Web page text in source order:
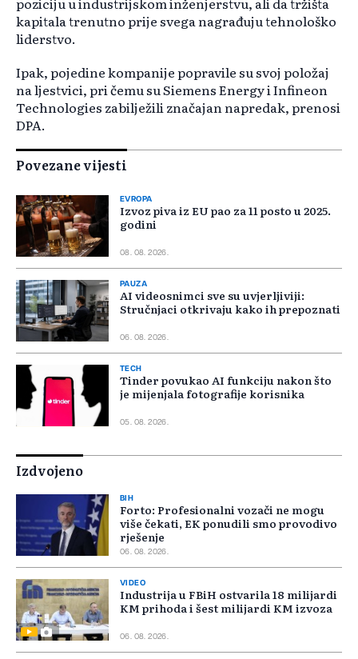
kapitala trenutno prije svega nagrađuju tehnološko
liderstvo.
Ipak, pojedine kompanije popravile su svoj položaj
na ljestvici, pri čemu su Siemens Energy i Infineon
Technologies zabilježili značajan napredak, prenosi
DPA.
Povezane vijesti
EVROPA
Izvoz piva iz EU pao za 11 posto u 2025.
godini
08. 08. 2026.
PAUZA
AI videosnimci sve su uvjerljiviji:
Stručnjaci otkrivaju kako ih prepoznati
06. 08. 2026.
TECH
Tinder povukao AI funkciju nakon što
je mijenjala fotografije korisnika
05. 08. 2026.
Izdvojeno
BIH
Forto: Profesionalni vozači ne mogu
više čekati, EK ponudili smo provodivo
rješenje
06. 08. 2026.
VIDEO
Industrija u FBiH ostvarila 18 milijardi
KM prihoda i šest milijardi KM izvoza
06. 08. 2026.